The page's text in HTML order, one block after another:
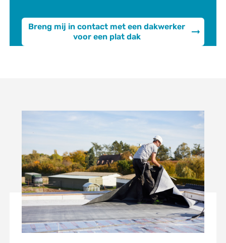
Breng mij in contact met een dakwerker
voor een plat dak